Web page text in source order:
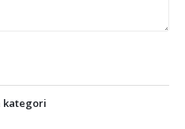
kategori